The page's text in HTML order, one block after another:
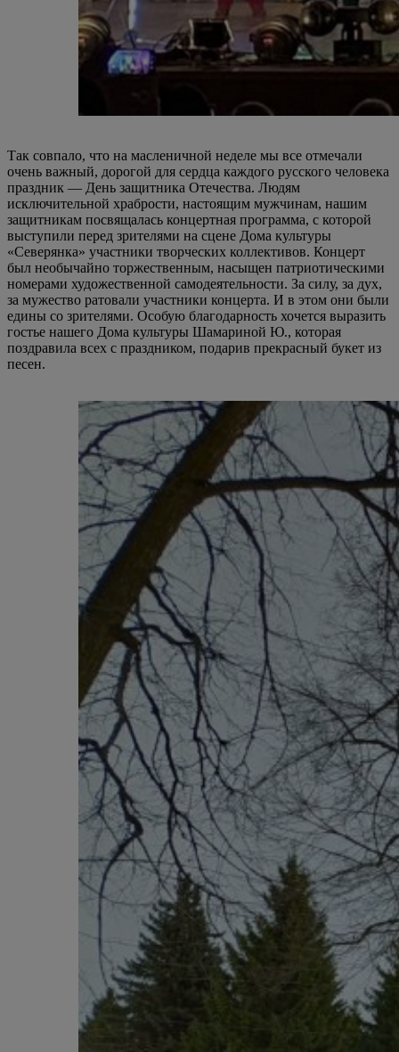
Так совпало, что на масленичной неделе мы все отмечали
очень важный, дорогой для сердца каждого русского человека
праздник — День защитника Отечества. Людям
исключительной храбрости, настоящим мужчинам, нашим
защитникам посвящалась концертная программа, с которой
выступили перед зрителями на сцене Дома культуры
«Северянка» участники творческих коллективов. Концерт
был необычайно торжественным, насыщен патриотическими
номерами художественной самодеятельности. За силу, за дух,
за мужество ратовали участники концерта. И в этом они были
едины со зрителями. Особую благодарность хочется выразить
гостье нашего Дома культуры Шамариной Ю., которая
поздравила всех с праздником, подарив прекрасный букет из
песен.